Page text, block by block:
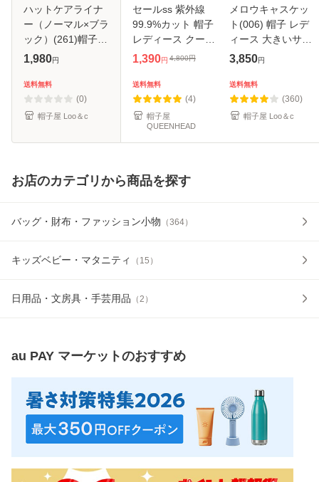
ハットケアライナ
ー（ノーマル×ブラ
ック）(261)帽子
レディース 消臭 制
ケアアイテム ハッ
トライナー 春 夏
春夏 秋
1,980円
送料無料
(0)
帽子屋 Loo＆c
セールss 紫外線
99.9%カット 帽子
レディース クール
UVシェードハット
いサイズ 春 夏 春
夏 日焼け防止 送料
無料 小顔
1,390円 4,800円
送料無料
(4)
帽子屋
QUEENHEAD
メロウキャスケッ
ト(006) 帽子 レデ
ィース 大きいサイ
ズ キャスケット 完
つば広 折りたたみ
自転車 日よけ かぶ
ーる日傘
3,850円
送料無料
(360)
帽子屋 Loo＆c
お店のカテゴリから商品を探す
バッグ・財布・ファッション小物 （364）
キッズベビー・マタニティ （ 15 ）
日用品・文房具・手芸用品 （2 ）
au PAY マーケットのおすすめ